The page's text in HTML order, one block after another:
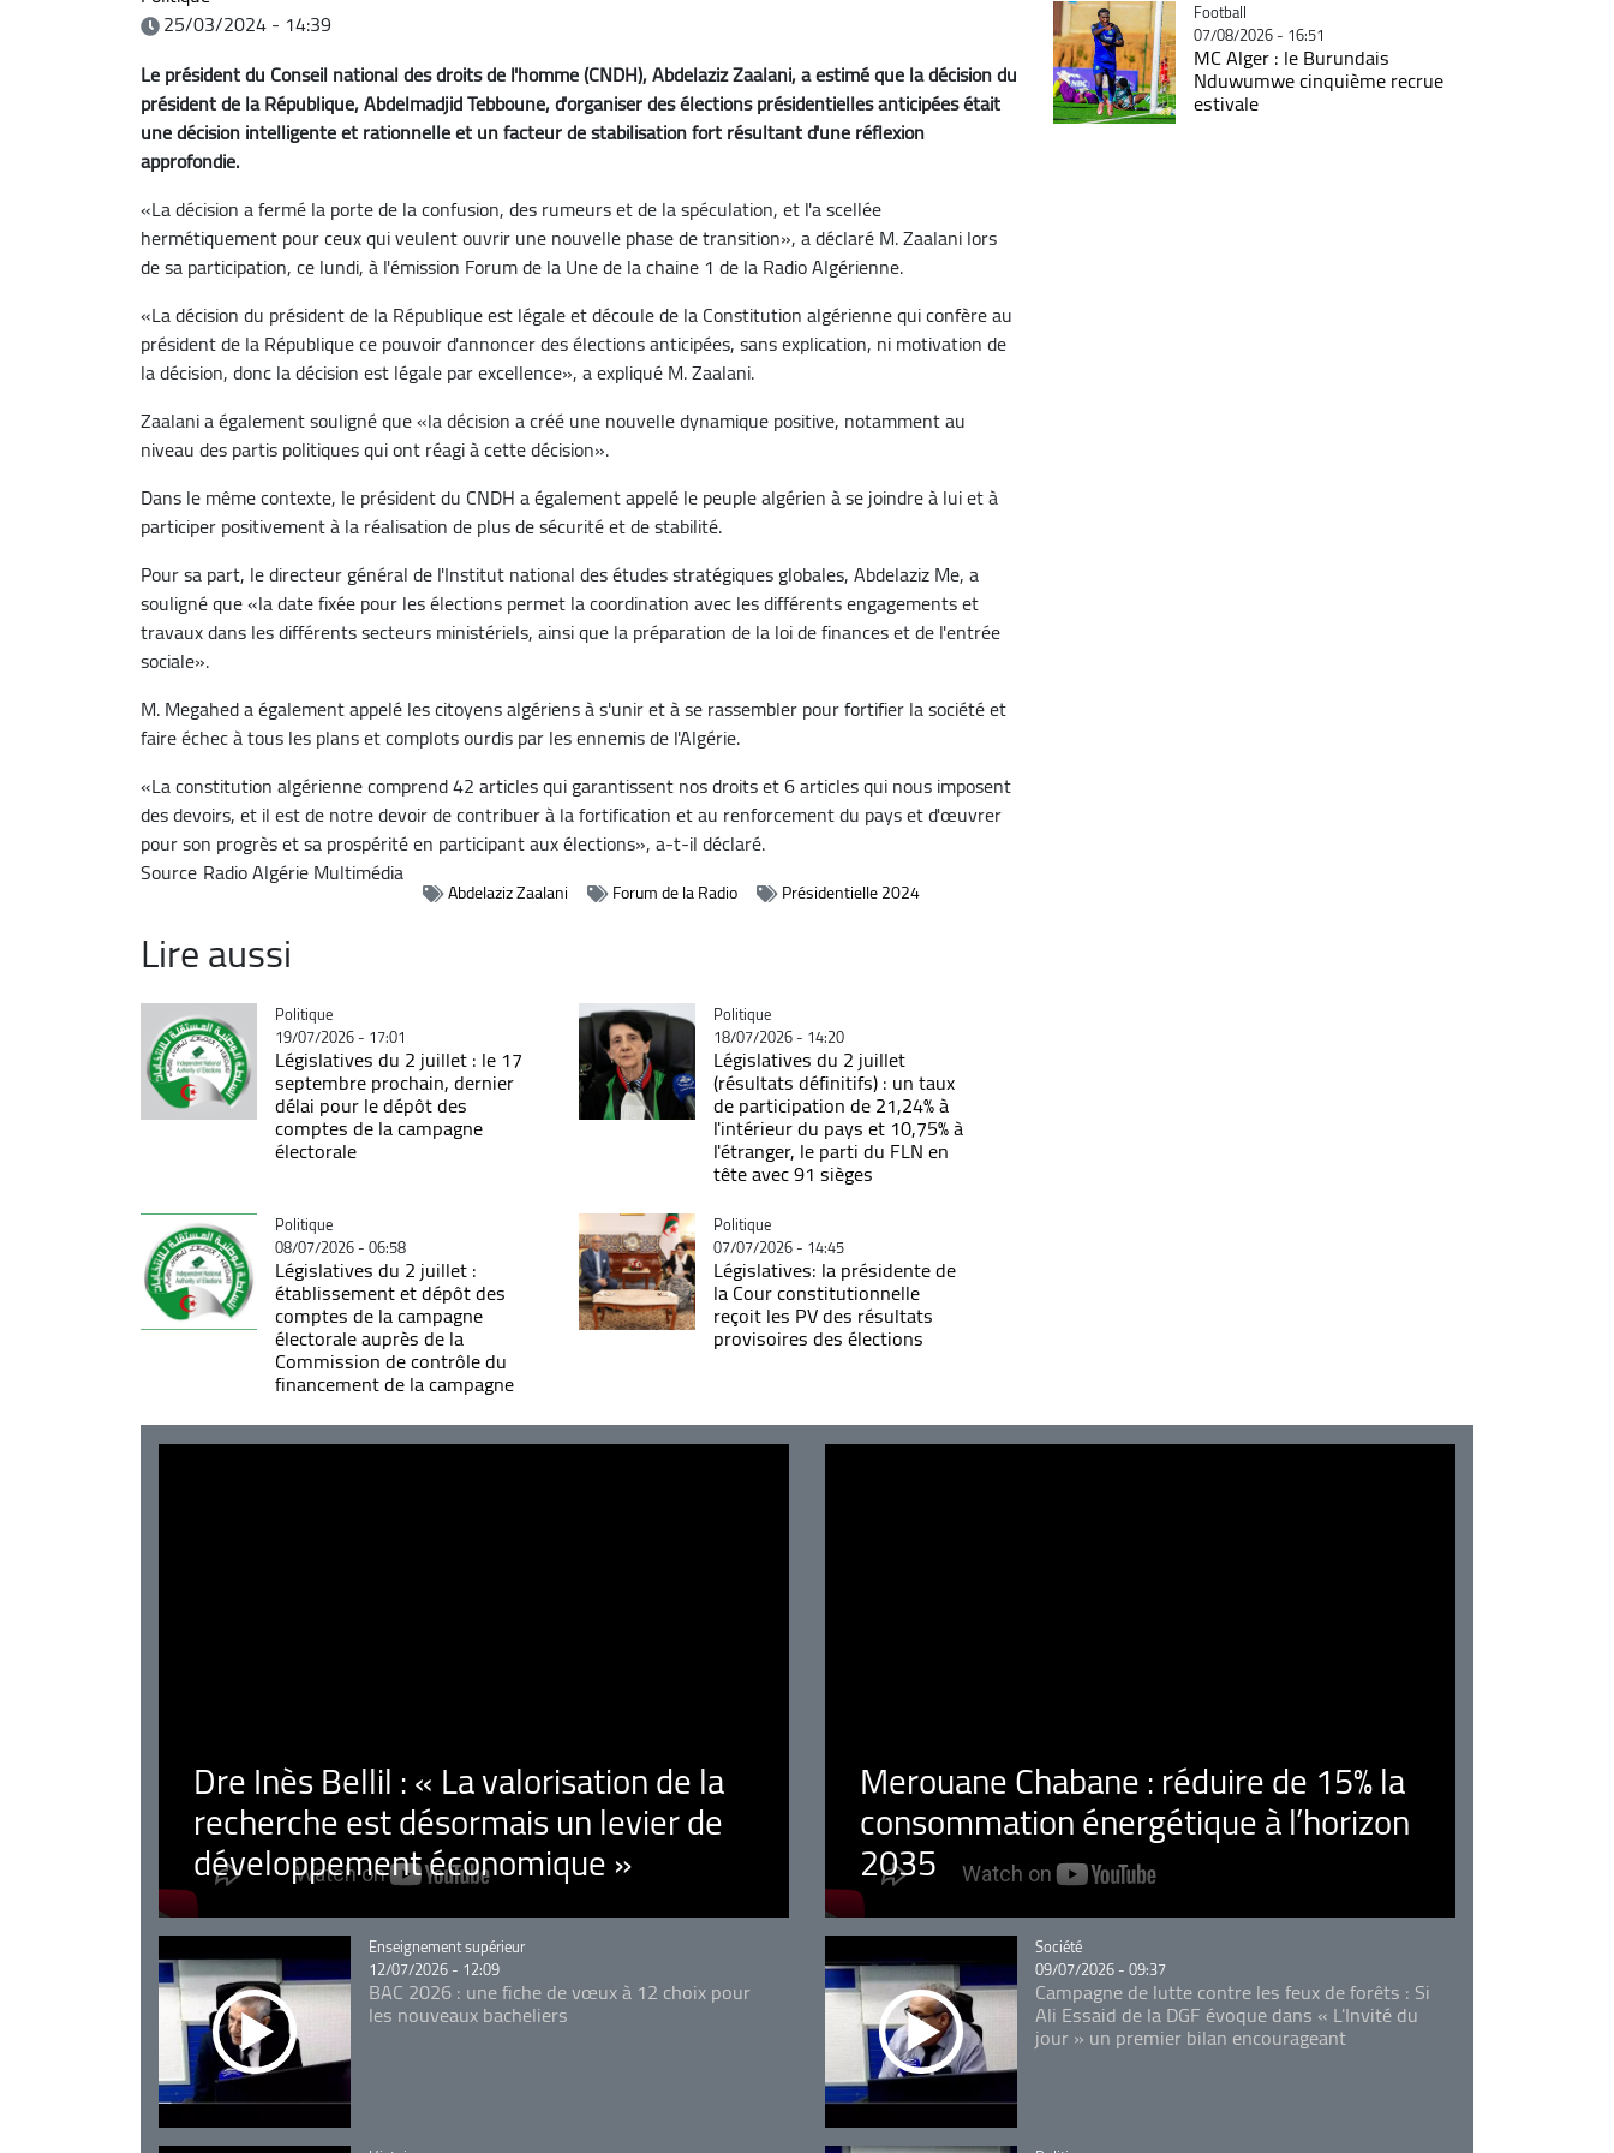
25/03/2024 - 14:39
Le président du Conseil national des droits de l'homme (CNDH), Abdelaziz Zaalani, a estimé que la décision du
président de la République, Abdelmadjid Tebboune, d'organiser des élections présidentielles anticipées était
une décision intelligente et rationnelle et un facteur de stabilisation fort résultant d'une réflexion
approfondie.
«La décision a fermé la porte de la confusion, des rumeurs et de la spéculation, et l'a scellée
hermétiquement pour ceux qui veulent ouvrir une nouvelle phase de transition», a déclaré M. Zaalani lors
de sa participation, ce lundi, à l'émission Forum de la Une de la chaine 1 de la Radio Algérienne.
«La décision du président de la République est légale et découle de la Constitution algérienne qui confère au
président de la République ce pouvoir d'annoncer des élections anticipées, sans explication, ni motivation de
la décision, donc la décision est légale par excellence», a expliqué M. Zaalani.
Zaalani a également souligné que «la décision a créé une nouvelle dynamique positive, notamment au
niveau des partis politiques qui ont réagi à cette décision».
Dans le même contexte, le président du CNDH a également appelé le peuple algérien à se joindre à lui et à
participer positivement à la réalisation de plus de sécurité et de stabilité.
Pour sa part, le directeur général de l'Institut national des études stratégiques globales, Abdelaziz Me, a
souligné que «la date fixée pour les élections permet la coordination avec les différents engagements et
travaux dans les différents secteurs ministériels, ainsi que la préparation de la loi de finances et de l'entrée
sociale».
M. Megahed a également appelé les citoyens algériens à s'unir et à se rassembler pour fortifier la société et
faire échec à tous les plans et complots ourdis par les ennemis de l'Algérie.
«La constitution algérienne comprend 42 articles qui garantissent nos droits et 6 articles qui nous imposent
des devoirs, et il est de notre devoir de contribuer à la fortification et au renforcement du pays et d'œuvrer
pour son progrès et sa prospérité en participant aux élections», a-t-il déclaré.
Source Radio Algérie Multimédia
Abdelaziz Zaalani Forum de la Radio Présidentielle 2024
Lire aussi
Catégorie
Politique
19/07/2026 - 17:01
Législatives du 2 juillet : le 17
septembre prochain, dernier
délai pour le dépôt des
comptes de la campagne
électorale
Catégorie
Politique
18/07/2026 - 14:20
Législatives du 2 juillet
(résultats définitifs) : un taux
de participation de 21,24% à
l'intérieur du pays et 10,75% à
l'étranger, le parti du FLN en
tête avec 91 sièges
Catégorie
Politique
08/07/2026 - 06:58
Législatives du 2 juillet :
établissement et dépôt des
comptes de la campagne
électorale auprès de la
Commission de contrôle du
financement de la campagne
Catégorie
Politique
07/07/2026 - 14:45
Législatives: la présidente de
la Cour constitutionnelle
reçoit les PV des résultats
provisoires des élections
Catégorie
Football
07/08/2026 - 16:51
MC Alger : le Burundais
Nduwumwe cinquième recrue
estivale
Dre Inès Bellil : « La valorisation de la
recherche est désormais un levier de
développement économique »
Merouane Chabane : réduire de 15% la
consommation énergétique à l’horizon
2035
Catégorie
Enseignement supérieur
12/07/2026 - 12:09
BAC 2026 : une fiche de vœux à 12 choix pour
les nouveaux bacheliers
Catégorie
Société
09/07/2026 - 09:37
Campagne de lutte contre les feux de forêts : Si
Ali Essaid de la DGF évoque dans « L'Invité du
jour » un premier bilan encourageant